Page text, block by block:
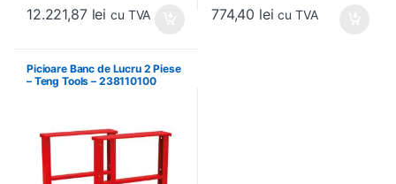
12.221,87 lei cu TVA 774,40 lei cu TVA
Picioare Banc de Lucru 2 Piese
– Teng Tools – 238110100